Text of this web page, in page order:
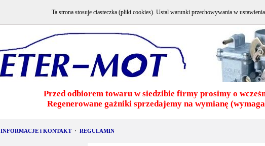
Przed odbiorem towaru w siedzibie firmy prosimy o
Regenerowane gaźniki sprzedajemy na wymianę
INFORMACJE i KONTAKT · REGULAMIN
Ta strona stosuje ciasteczka (pliki cookies). Ustal warunki przechowywania w